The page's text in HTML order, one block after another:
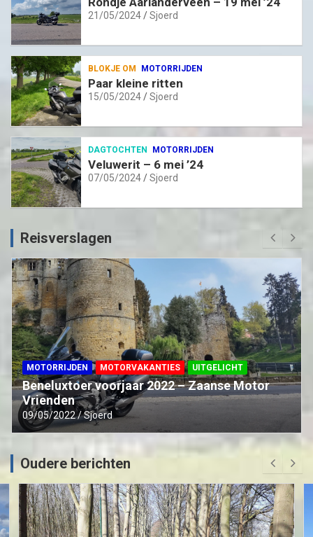
21/05/2024 Sjoerd
BLOKJE OM MOTORRIJDEN
Paar kleine ritten
15/05/2024 Sjoerd
DAGTOCHTEN MOTORRIJDEN
Veluwerit – 6 mei ’24
07/05/2024 Sjoerd
Reisverslagen
MOTORRIJDEN MOTORVAKANTIES UITGELICHT
Beneluxtoer voorjaar 2022 – Zaanse Motor
Vrienden
09/05/2022 Sjoerd
Oudere berichten